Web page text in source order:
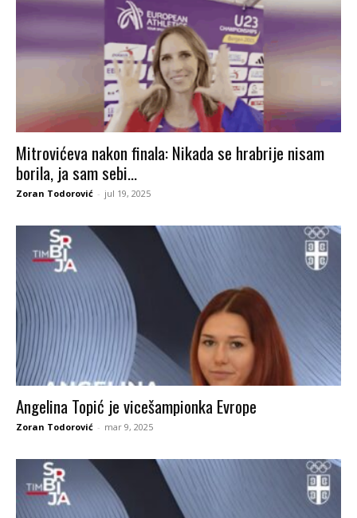
Mitrovićeva nakon finala: Nikada se hrabrije nisam
borila, ja sam sebi...
Zoran Todorović - jul 19, 2025
Angelina Topić je vicešampionka Evrope
Zoran Todorović - mar 9, 2025